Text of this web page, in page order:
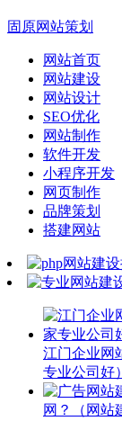
固原网站策划
网站首页
网站建设
网站设计
SEO优化
网站制作
软件开发
小程序开发
网页制作
品牌策划
搭建网站
江门企业网
专业公司好）
网？（网站